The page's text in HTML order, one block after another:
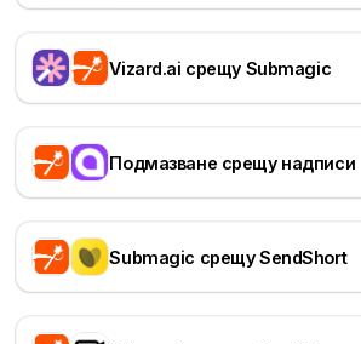
Vizard.ai срещу Submagic
Подмазване срещу надписи
Submagic срещу SendShort